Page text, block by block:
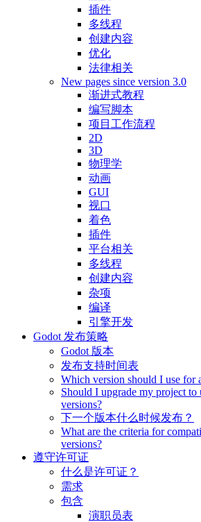
插件
多线程
创建内容
优化
法律相关
New pages since version 3.0
渐进式教程
编写脚本
项目工作流程
2D
3D
物理学
动画
GUI
视口
着色
插件
平台相关
多线程
创建内容
杂项
编译
引擎开发
Godot 发布策略
Godot 版本
发布支持时间表
Which version should I use for
Should I upgrade my project to
versions?
下一个版本什么时候发布？
What are the criteria for
versions?
遵守许可证
什么是许可证？
需求
包含
演职员表